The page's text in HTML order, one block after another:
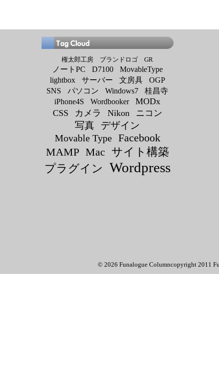
権太郎工房 ブランドロゴ GR
ノートPC D7100
MovableType
lightbox
サーバー 文房具
OGP
SNS
パソコン Windows7
桂昌寺
iPhone4S
Wordbooker
MODx
CSS
カメラ Nikon ニコン
写真
デザイン
Movable Type Facebook
MAMP Mac
サイト構築
プラグイン
Wordpress
© 2026 Funalogue Columncopyright 2011